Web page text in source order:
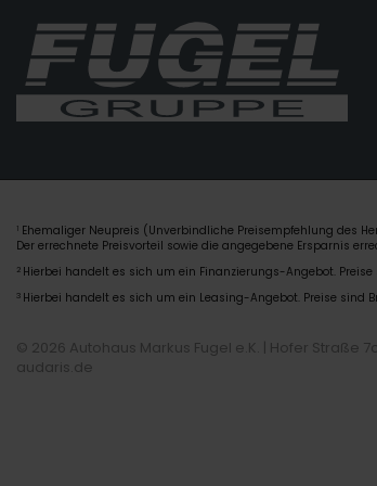
1 Ehemaliger Neupreis (Unverbindliche Preisempfehlung des
Der errechnete Preisvorteil sowie die angegebene Ersparnis
2 Hierbei handelt es sich um ein Finanzierungs-Angebot.
3 Hierbei handelt es sich um ein Leasing-Angebot. Preise sind
© 2026 Autohaus Markus Fugel e.K. | Hofer Straße
audaris.de